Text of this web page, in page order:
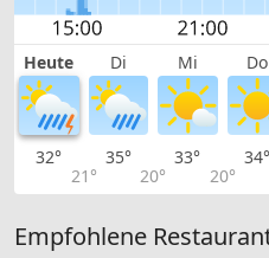
Heute Di Mi Do
32°
21°
35°
20°
33°
20°
34°
Empfohlene